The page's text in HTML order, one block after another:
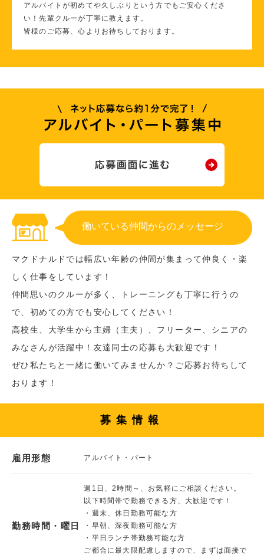
アルバイトが初めてや久しぶりという方でもご安心くださ
い！先輩クルーが丁寧に教えます。
皆様のご応募、心よりお待ちしております。
働いている仲間からのメッセージ
マクドナルドでは幅広い年齢の仲間が集まって仲良く・楽
しく仕事をしています！
仲間思いのクルーが多く、トレーニングも丁寧に行うの
で、初めての方でも安心してください！
高校生、大学生から主婦（主夫）、フリーター、シニアの
みなさんが活躍中！友達同士の応募も大歓迎です！
ぜひ私たちと一緒に働いてみませんか？ご応募お待ちして
おります！
募集情報
雇用形態 アルバイト・パート
勤務時間・曜日
週1日、2時間～、お気軽にご相談ください。
以下時間帯で勤務できる方、大歓迎です！
・週末、休日勤務可能な方
・早朝、深夜勤務可能な方
・平日ランチ帯勤務可能な方
ご都合に最大限配慮しますので、まずは面接で